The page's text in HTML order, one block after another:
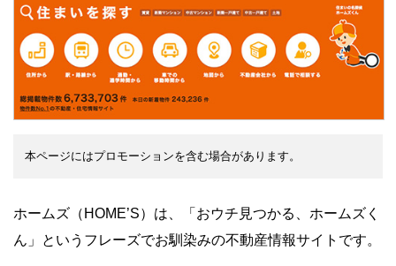
本ページにはプロモーションを含む場合があります。
ホームズ（HOME’S）は、「おウチ見つかる、ホームズく
ん」というフレーズでお馴染みの不動産情報サイトです。